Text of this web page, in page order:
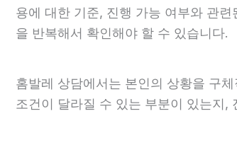
용에 대한 기준, 진행 가능 여부와 관
을 반복해서 확인해야 할 수 있습니다.
홈발레 상담에서는 본인의 상황을 구
조건이 달라질 수 있는 부분이 있는지,